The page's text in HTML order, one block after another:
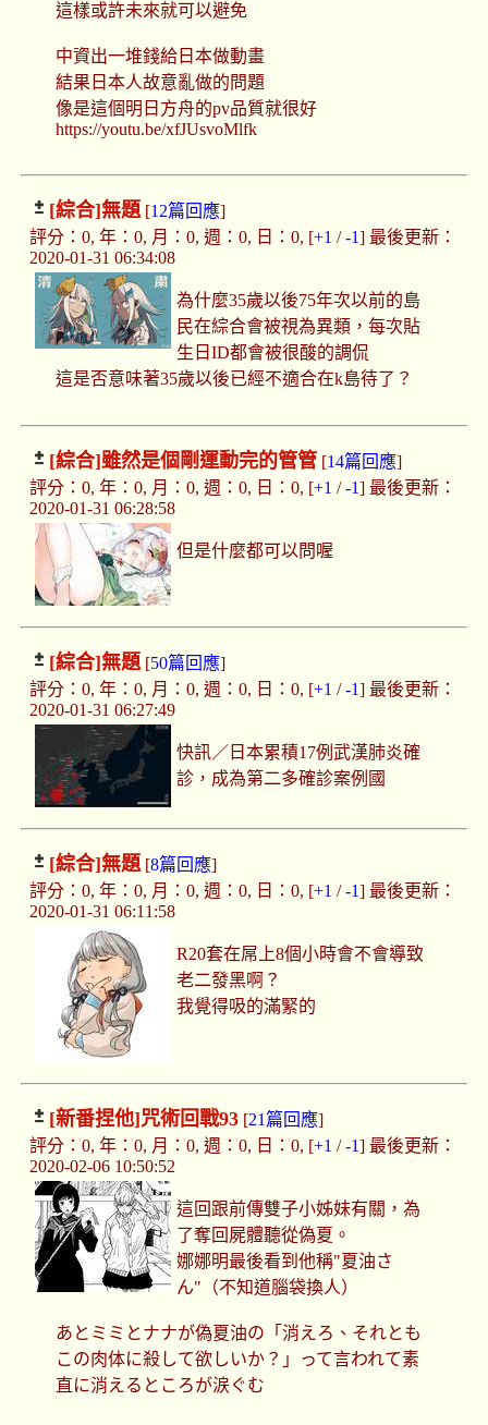
這樣或許未來就可以避免
中資出一堆錢給日本做動畫
結果日本人故意亂做的問題
像是這個明日方舟的pv品質就很好
https://youtu.be/xfJUsvoMlfk
[綜合]無題[12篇回應]
評分：0, 年：0, 月：0, 週：0, 日：0, [+1 /-1] 最後更新：
2020-01-31 06:34:08
為什麼35歲以後75年次以前的島
民在綜合會被視為異類，每次貼
生日ID都會被很酸的調侃
這是否意味著35歲以後已經不適合在k島待了？
[綜合]雖然是個剛運動完的管管[14篇回應]
評分：0, 年：0, 月：0, 週：0, 日：0, [+1 /-1] 最後更新：
2020-01-31 06:28:58
但是什麼都可以問喔
[綜合]無題[50篇回應]
評分：0, 年：0, 月：0, 週：0, 日：0, [+1 /-1] 最後更新：
2020-01-31 06:27:49
快訊／日本累積17例武漢肺炎確
診，成為第二多確診案例國
[綜合]無題[8篇回應]
評分：0, 年：0, 月：0, 週：0, 日：0, [+1 /-1] 最後更新：
2020-01-31 06:11:58
R20套在屌上8個小時會不會導致
老二發黑啊？
我覺得吸的滿緊的
[新番捏他]咒術回戰93[21篇回應]
評分：0, 年：0, 月：0, 週：0, 日：0, [+1 /-1] 最後更新：
2020-02-06 10:50:52
這回跟前傳雙子小姊妹有關，為
了奪回屍體聽從偽夏。
娜娜明最後看到他稱"夏油さ
ん"（不知道腦袋換人）
あとミミとナナが偽夏油の「消えろ、それとも
この肉体に殺して欲しいか？」って言われて素
直に消えるところが涙ぐむ